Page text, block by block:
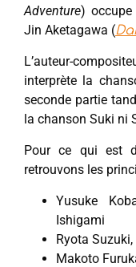
Adventure)
Jin Aketagawa (
L’auteur-
interprète la
seconde partie
la chanson Suki ni
Pour ce qui est
retrouvons les
Yusuke
Ishigami
Ryota
Makoto